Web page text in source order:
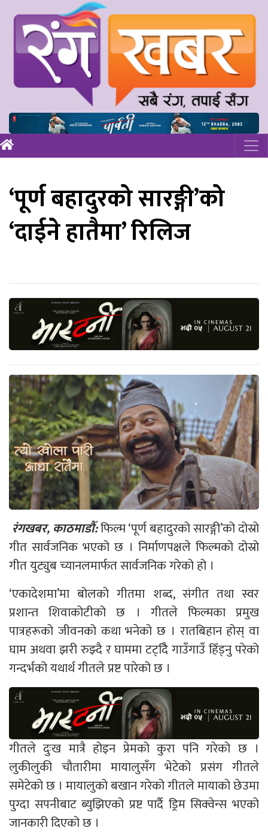
‘पूर्ण बहादुरको सारङ्गी’को
‘दाईने हातैमा’ रिलिज
रंगखबर, काठमाडौँ:फिल्म ‘पूर्ण बहादुरको सारङ्गी’को दोस्रो
गीत सार्वजनिक भएको छ । निर्माणपक्षले फिल्मको दोस्रो
गीत युट्युब च्यानलमार्फत सार्वजनिक गरेको हो ।
‘एकादेशमा’मा बोलको गीतमा शब्द, संगीत तथा स्वर
प्रशान्त शिवाकोटीको छ । गीतले फिल्मका प्रमुख
पात्रहरूको जीवनको कथा भनेको छ । रातबिहान होस् वा
घाम अथवा झरी रुझ्दै र घाममा टट्दिै गाउँगाउँ हिँड्नु परेको
गन्दर्भको यथार्थ गीतले प्रष्ट पारेको छ ।
गीतले दुःख मात्रै होइन प्रेमको कुरा पनि गरेको छ ।
लुकीलुकी चौतारीमा मायालुसँग भेटेको प्रसंग गीतले
समेटेको छ । मायालुको बखान गरेको गीतले मायाको छेउमा
पुग्दा सपनीबाट ब्युझिएको प्रष्ट पार्दै ड्रिम सिक्वेन्स भएको
जानकारी दिएको छ ।